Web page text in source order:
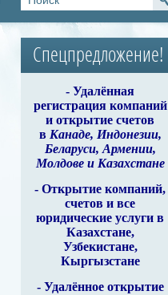
Спецпредложение!
- Удалённая
регистрация компаний
и открытие счетов
в Канаде, Индонезии,
Беларуси, Армении,
Молдове и Казахстане
- Открытие компаний,
счетов и все
юридические услуги в
Казахстане,
Узбекистане,
Кыргызстане
- Удалённое открытие